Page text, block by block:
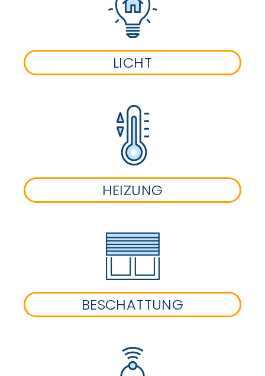
LICHT
HEIZUNG
BESCHATTUNG